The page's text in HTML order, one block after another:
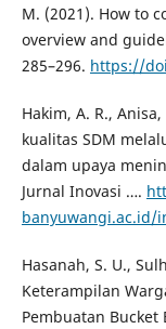
M. (2021). How to
overview and
285–296. https://
​Hakim, A. R.,
kualitas SDM
dalam upaya
Jurnal Inovasi ….
​Hasanah, S. U.,
Keterampilan
Pembuatan Bucket